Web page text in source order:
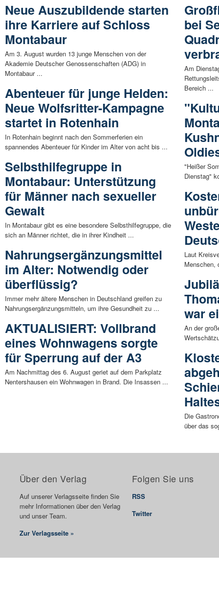
Neue Auszubildende starten
ihre Karriere auf Schloss
Montabaur
Am 3. August wurden 13 junge Menschen von der
Akademie Deutscher Genossenschaften (ADG) in
Montabaur ...
Abenteuer für junge Helden:
Neue Wolfsritter-Kampagne
startet in Rotenhain
In Rotenhain beginnt nach den Sommerferien ein
spannendes Abenteuer für Kinder im Alter von acht bis ...
Selbsthilfegruppe in
Montabaur: Unterstützung
für Männer nach sexueller
Gewalt
In Montabaur gibt es eine besondere Selbsthilfegruppe, die
sich an Männer richtet, die in ihrer Kindheit ...
Nahrungsergänzungsmittel
im Alter: Notwendig oder
überflüssig?
Immer mehr ältere Menschen in Deutschland greifen zu
Nahrungsergänzungsmitteln, um ihre Gesundheit zu ...
AKTUALISIERT: Vollbrand
eines Wohnwagens sorgte
für Sperrung auf der A3
Am Nachmittag des 6. August geriet auf dem Parkplatz
Nentershausen ein Wohnwagen in Brand. Die Insassen ...
bei
Am
Bereich ...
"Heißer
Dienstag"
Laut
Menschen,
war
An der
Die
über das
Über den Verlag
Auf unserer Verlagsseite finden Sie
mehr Informationen über den Verlag
und unser Team.
Zur Verlagsseite »
Folgen Sie uns
RSS
Twitter